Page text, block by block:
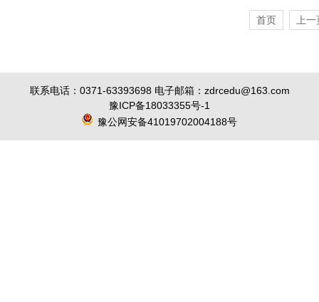
首页 上
联系电话：0371-63393698 电子邮箱：zdrcedu@163.com
豫ICP备18033355号-1
豫公网安备41019702004188号